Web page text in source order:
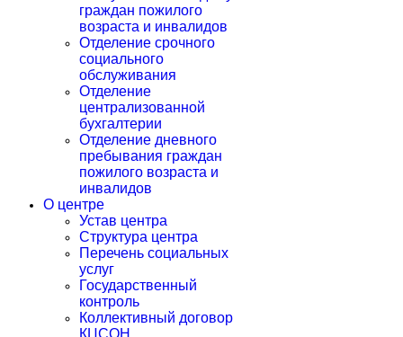
граждан пожилого
возраста и инвалидов
Отделение срочного
социального
обслуживания
Отделение
централизованной
бухгалтерии
Отделение дневного
пребывания граждан
пожилого возраста и
инвалидов
О центре
Устав центра
Структура центра
Перечень социальных
услуг
Государственный
контроль
Коллективный договор
КЦСОН